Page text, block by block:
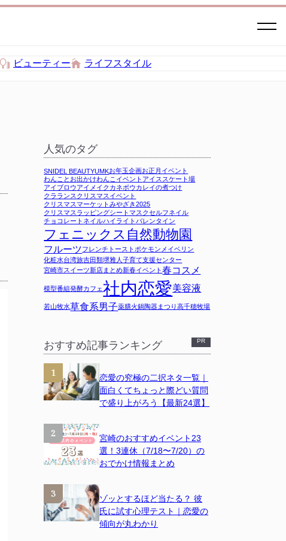
ビューティー ライフスタイル
人気のタグ
SNIDEL BEAUTYUMKお年玉企画お正月イベント
わんことお出かけわんこイベント アイススケート場
アイブロウアイメイク カネボウカレイの煮つけ
クラランス クリスマスイベント
クリスマスマーケットみやざき2025
クリスマスラッピングシートマスクセルフネイル
チョコレートネイルハイライトバレンタイン
フェニックス自然動物園
フルーツフレンチトーストポケモンメイベリン
化粧水台湾旅吉田類堺雅人子育て支援センター
宮崎市スイーツ新店まとめ新春イベント春コスメ
模型番組発酵カフェ社内恋愛美容液
若山牧水草食系男子薬膳火鍋陶器まつり高千穂牧場
おすすめ記事ランキング
恋愛の究極の二択ネタ一覧｜
面白くてちょっと際どい質問
で盛り上がろう【最新24選】
宮崎のおすすめイベント23
選！3連休（7/18〜7/20）の
おでかけ情報まとめ
ゾッとするほど当たる？ 彼
氏に試す心理テスト｜恋愛の
傾向が丸わかり